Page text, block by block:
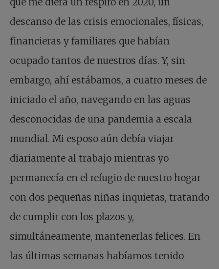
descanso de las crisis emocionales, físicas,
financieras y familiares que habían
ocupado tantos de nuestros días. Y, sin
embargo, ahí estábamos, a cuatro meses de
iniciado el año, navegando en las aguas
desconocidas de una pandemia a escala
mundial. Mi esposo aún debía viajar
diariamente al trabajo mientras yo
permanecía en el refugio de nuestro hogar
con dos pequeñas niñas inquietas, tratando
de cumplir con los plazos y,
simultáneamente, mantenerlas felices. En
las últimas semanas habíamos tenido